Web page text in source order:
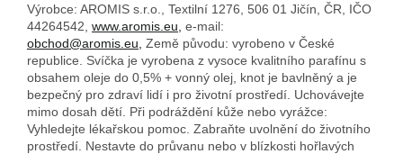
Výrobce: AROMIS s.r.o., Textilní 1276, 506 01 Jičín, ČR, IČO
44264542, www.aromis.eu, e-mail:
obchod@aromis.eu, Země původu: vyrobeno v České
republice. Svíčka je vyrobena z vysoce kvalitního parafínu s
obsahem oleje do 0,5% + vonný olej, knot je bavlněný a je
bezpečný pro zdraví lidí i pro životní prostředí. Uchovávejte
mimo dosah dětí. Při podráždění kůže nebo vyrážce:
Vyhledejte lékařskou pomoc. Zabraňte uvolnění do životního
prostředí. Nestavte do průvanu nebo v blízkosti hořlavých